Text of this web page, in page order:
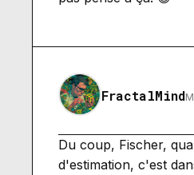
FractalMind
Du coup, Fischer,
d'estimation, c'est